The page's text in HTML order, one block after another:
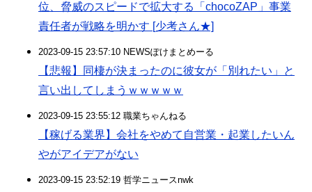
位、脅威のスピードで拡大する「chocoZAP」事業
責任者が戦略を明かす [少考さん★]
2023-09-15 23:57:10 NEWSぽけまとめーる
【悲報】同棲が決まったのに彼女が「別れたい」と
言い出してしまうｗｗｗｗｗ
2023-09-15 23:55:12 職業ちゃんねる
【稼げる業界】会社をやめて自営業・起業したいん
やがアイデアがない
2023-09-15 23:52:19 哲学ニュースnwk